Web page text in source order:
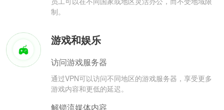
制。
游戏和娱乐
访问游戏服务器
通过VPN可以访问不同地区的游戏服务器，享受更多
游戏内容和更低的延迟。
解锁流媒体内容